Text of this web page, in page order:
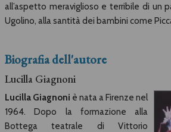
all’aspetto meraviglioso e terribile di un
Ugolino, alla santità dei bambini come
Biografia dell'autore
Lucilla Giagnoni
Lucilla Giagnoni è nata a Firenze nel
1964. Dopo la formazione alla
Bottega teatrale di Vittorio